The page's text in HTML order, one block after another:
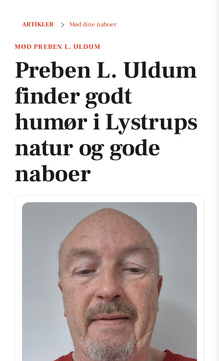
ARTIKLER Mød dine naboer
Preben L. Uldum finder godt humør i Lystrups natur og gode
MØD PREBEN L. ULDUM
Preben L. Uldum
finder godt
humør i Lystrups
natur og gode
naboer